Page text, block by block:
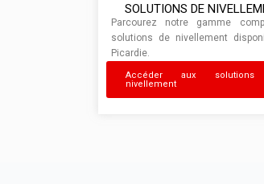
SOLUTIONS DE
Parcourez notre gamme
solutions de nivellement
Picardie.
Accéder aux
nivellement